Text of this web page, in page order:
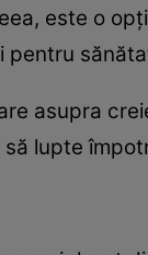
este o
pentru
asupra
lupte